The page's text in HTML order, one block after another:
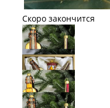
Скоро закончится